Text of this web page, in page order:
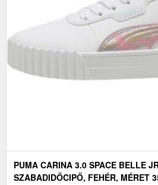
PUMA CARINA 3.0 SPACE BELLE
SZABADIDŐCIPŐ, FEHÉR, MÉRET